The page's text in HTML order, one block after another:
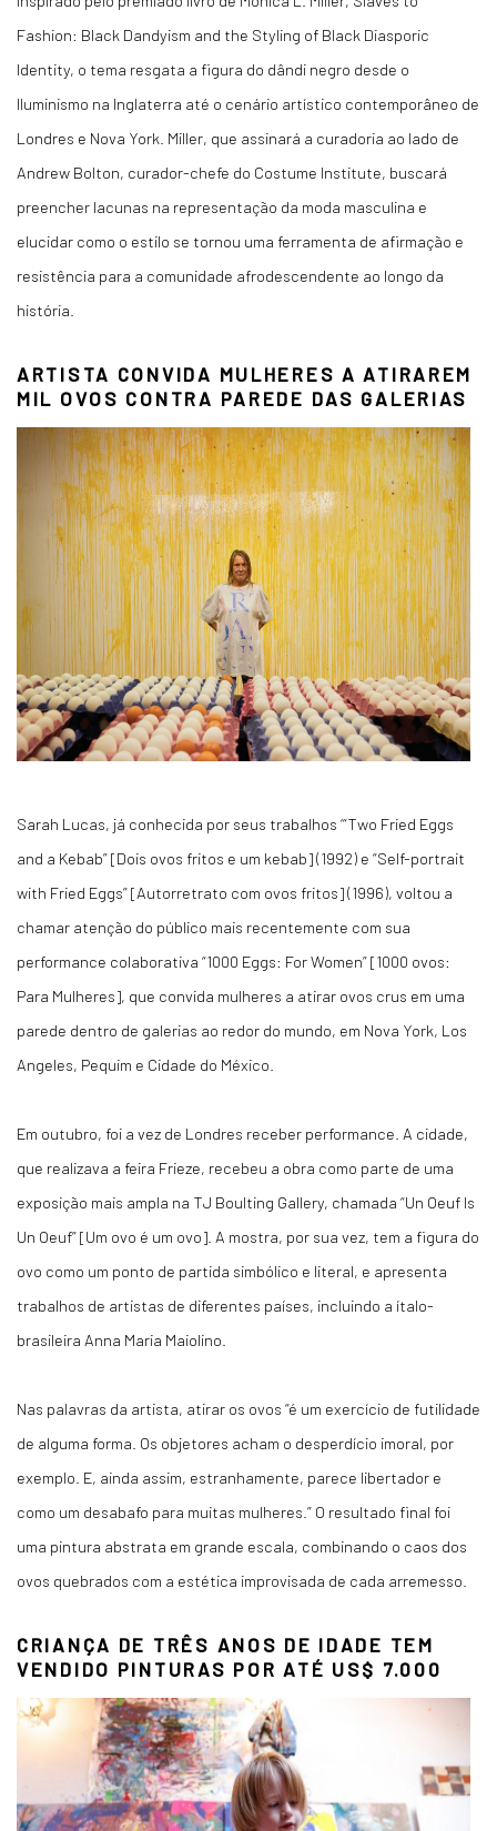
Fashion: Black Dandyism and the Styling of Black Diasporic
Identity, o tema resgata a figura do dândi negro desde o
Iluminismo na Inglaterra até o cenário artístico contemporâneo de
Londres e Nova York. Miller, que assinará a curadoria ao lado de
Andrew Bolton, curador-chefe do Costume Institute, buscará
preencher lacunas na representação da moda masculina e
elucidar como o estilo se tornou uma ferramenta de afirmação e
resistência para a comunidade afrodescendente ao longo da
história.
ARTISTA CONVIDA MULHERES A ATIRAREM
MIL OVOS CONTRA PAREDE DAS GALERIAS
Sarah Lucas, já conhecida por seus trabalhos ‘“Two Fried Eggs
and a Kebab” [Dois ovos fritos e um kebab] (1992) e “Self-portrait
with Fried Eggs” [Autorretrato com ovos fritos] (1996), voltou a
chamar atenção do público mais recentemente com sua
performance colaborativa “1000 Eggs: For Women” [1000 ovos:
Para Mulheres], que convida mulheres a atirar ovos crus em uma
parede dentro de galerias ao redor do mundo, em Nova York, Los
Angeles, Pequim e Cidade do México.
Em outubro, foi a vez de Londres receber performance. A cidade,
que realizava a feira Frieze, recebeu a obra como parte de uma
exposição mais ampla na TJ Boulting Gallery, chamada “Un Oeuf Is
Un Oeuf” [Um ovo é um ovo]. A mostra, por sua vez, tem a figura do
ovo como um ponto de partida simbólico e literal, e apresenta
trabalhos de artistas de diferentes países, incluindo a ítalo-
brasileira Anna Maria Maiolino.
Nas palavras da artista, atirar os ovos “é um exercício de futilidade
de alguma forma. Os objetores acham o desperdício imoral, por
exemplo. E, ainda assim, estranhamente, parece libertador e
como um desabafo para muitas mulheres.” O resultado final foi
uma pintura abstrata em grande escala, combinando o caos dos
ovos quebrados com a estética improvisada de cada arremesso.
CRIANÇA DE TRÊS ANOS DE IDADE TEM
VENDIDO PINTURAS POR ATÉ US$ 7.000